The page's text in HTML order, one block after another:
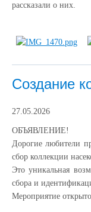
рассказали о них.
Создание
27.05.2026
ОБЪЯВЛЕНИЕ!
Дорогие любители
сбор коллекции
Это уникальная
сбора и
Мероприятие